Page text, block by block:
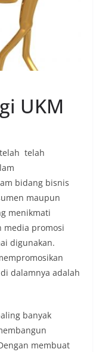
UKM
telah
bidang bisnis
maupun
menikmati
media promosi
digunakan.
dalamnya adalah
banyak
membuat